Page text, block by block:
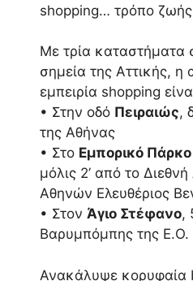
shopping… τρόπο
Με τρία καταστήματα
σημεία της Αττικής,
εμπειρία shopping
• Στην οδό Πειραιώς,
της Αθήνας
• Στο Εμπορικό
μόλις 2’ από το
Αθηνών Ελευθέριος
• Στον Άγιο Στέφανο,
Βαρυμπόμπης της
Ανακάλυψε κορυφαία